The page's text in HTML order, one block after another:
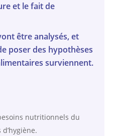
et le fait de
être analysés, et
poser des hypothèses
surviennent.
nutritionnels du